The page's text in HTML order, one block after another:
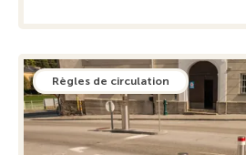
Règles de circulation